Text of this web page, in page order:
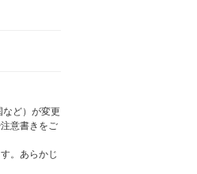
ど）が変更
意書きをご
。あらかじ